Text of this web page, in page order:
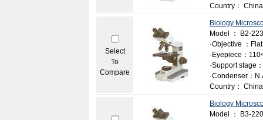
Country： China
Select
To
Compare
Biology
Model ： B2-
·Objective ：
·Eyepiece：
·Support stage
·Condenser：
Country： China
Biology
Model ： B3-